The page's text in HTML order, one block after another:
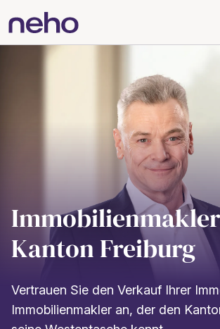
Kanton Freiburg
Vertrauen Sie den Verkauf Ihrer
Immobilienmakler an, der den